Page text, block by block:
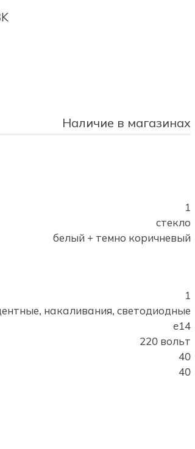
Наличие в магазинах
1
стекло
белый + темно коричневый
1
накаливания, светодиодные
e14
220 вольт
40
40